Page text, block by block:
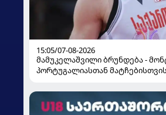
15:05/07-08-2026
მამუკელაშვილი ბრუნდება -
პორტუგალიასთან